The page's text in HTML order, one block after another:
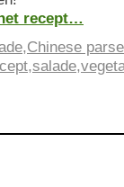
recept…
,Chinese
,salade,